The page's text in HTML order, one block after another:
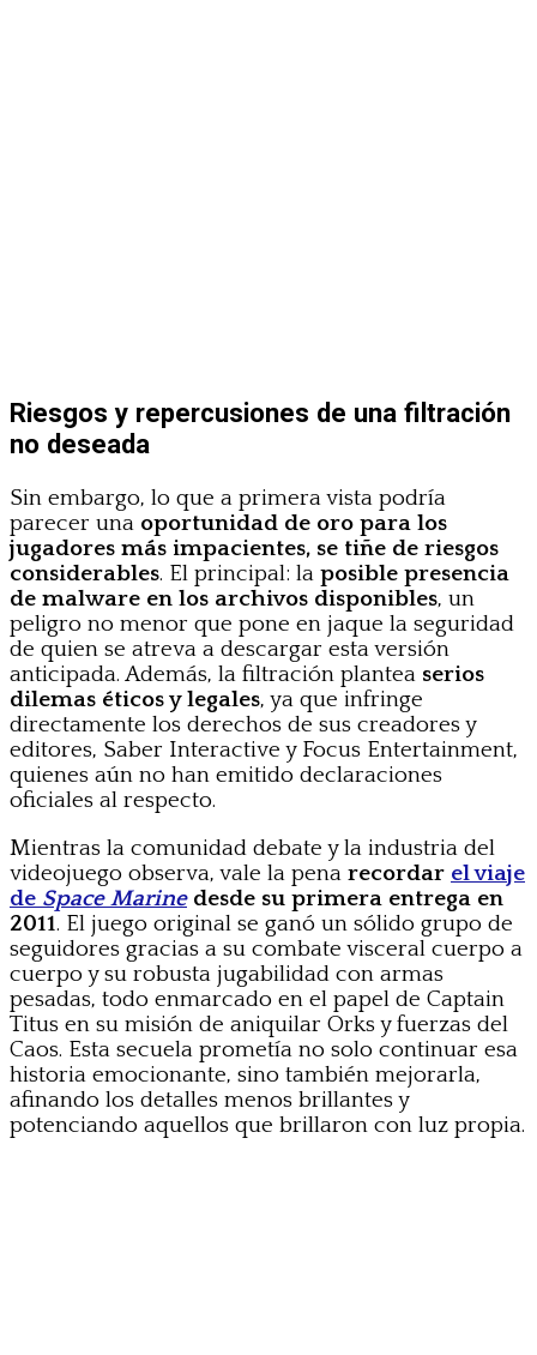
Riesgos y repercusiones de una filtración
no deseada
Sin embargo, lo que a primera vista podría
parecer una oportunidad de oro para los
jugadores más impacientes, se tiñe de riesgos
considerables. El principal: la posible presencia
de malware en los archivos disponibles, un
peligro no menor que pone en jaque la seguridad
de quien se atreva a descargar esta versión
anticipada. Además, la filtración plantea serios
dilemas éticos y legales, ya que infringe
directamente los derechos de sus creadores y
editores, Saber Interactive y Focus Entertainment,
quienes aún no han emitido declaraciones
oficiales al respecto.
Mientras la comunidad debate y la industria del
videojuego observa, vale la pena recordar el viaje
de Space Marinedesde su primera entrega en
2011. El juego original se ganó un sólido grupo de
seguidores gracias a su combate visceral cuerpo a
cuerpo y su robusta jugabilidad con armas
pesadas, todo enmarcado en el papel de Captain
Titus en su misión de aniquilar Orks y fuerzas del
Caos. Esta secuela prometía no solo continuar esa
historia emocionante, sino también mejorarla,
afinando los detalles menos brillantes y
potenciando aquellos que brillaron con luz propia.